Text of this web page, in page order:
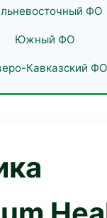
ФО
Южный ФО
Кавказский ФО